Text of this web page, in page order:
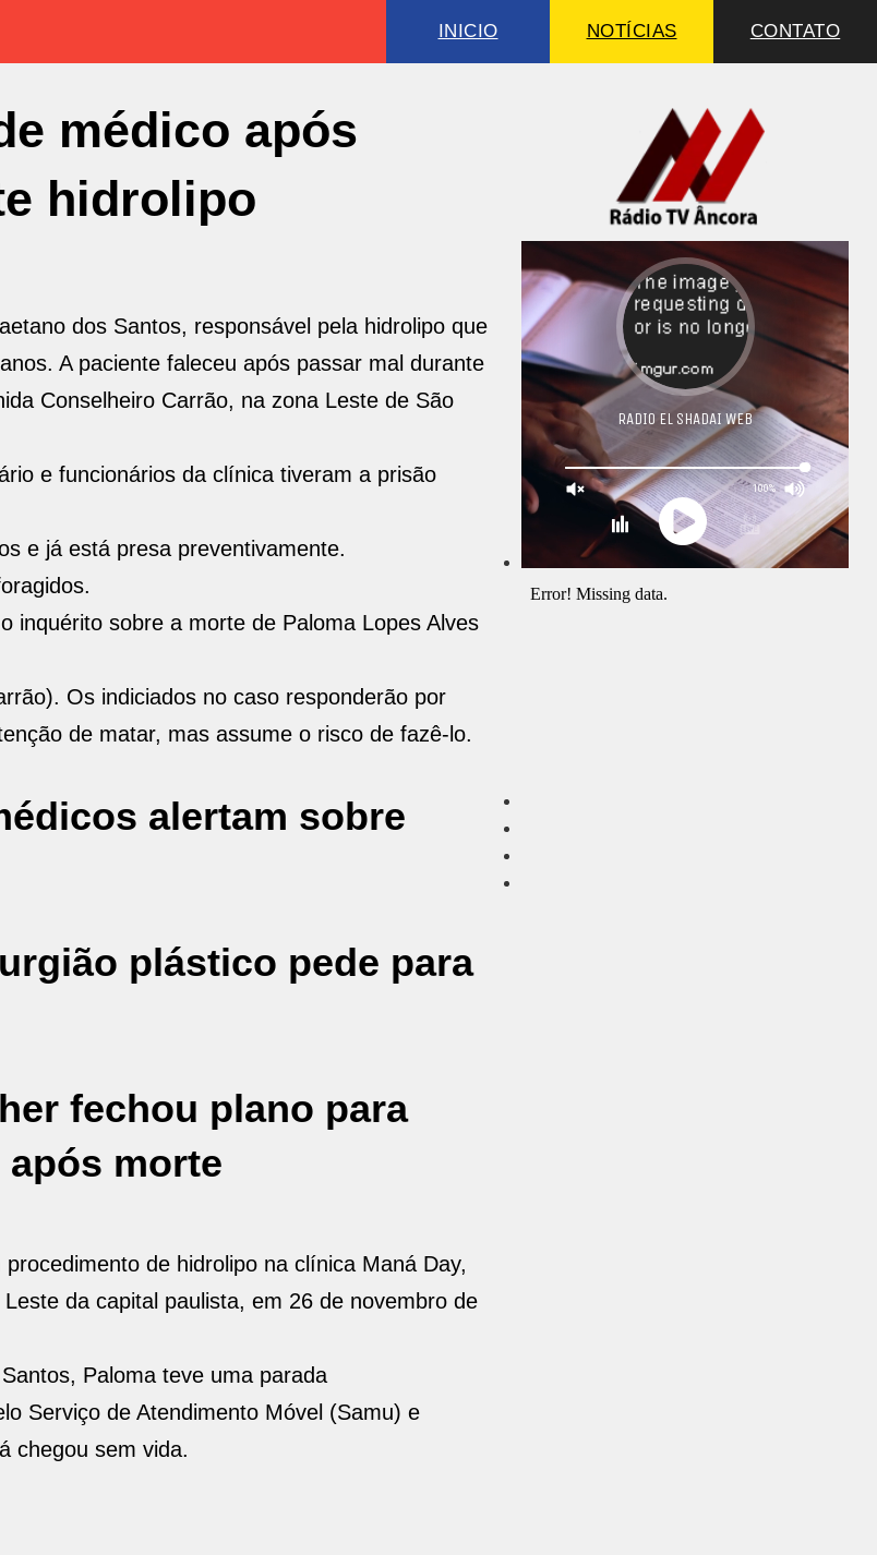
INICIO NOTÍCIAS CONTATO
médico após
hidrolipo
dos Santos, responsável pela hidrolipo que
A paciente faleceu após passar mal durante
Conselheiro Carrão, na zona Leste de São
e funcionários da clínica tiveram a prisão
e já está presa preventivamente.
inquérito sobre a morte de Paloma Lopes Alves
Os indiciados no caso responderão por
de matar, mas assume o risco de fazê-lo.
alertam sobre
plástico pede para
fechou plano para
morte
de hidrolipo na clínica Maná Day,
da capital paulista, em 26 de novembro de
Paloma teve uma parada
Serviço de Atendimento Móvel (Samu) e
chegou sem vida.